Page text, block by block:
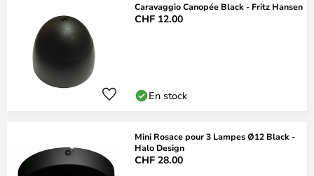
Caravaggio Canopée Black - Fritz Hansen
CHF 12.00
En stock
Mini Rosace pour 3 Lampes Ø12 Black -
Halo Design
CHF 28.00